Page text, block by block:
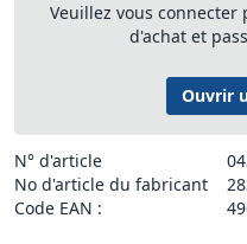
Veuillez vous
d'achat et
Ouvrir
N° d'article
No d'article du fabricant
Code EAN :